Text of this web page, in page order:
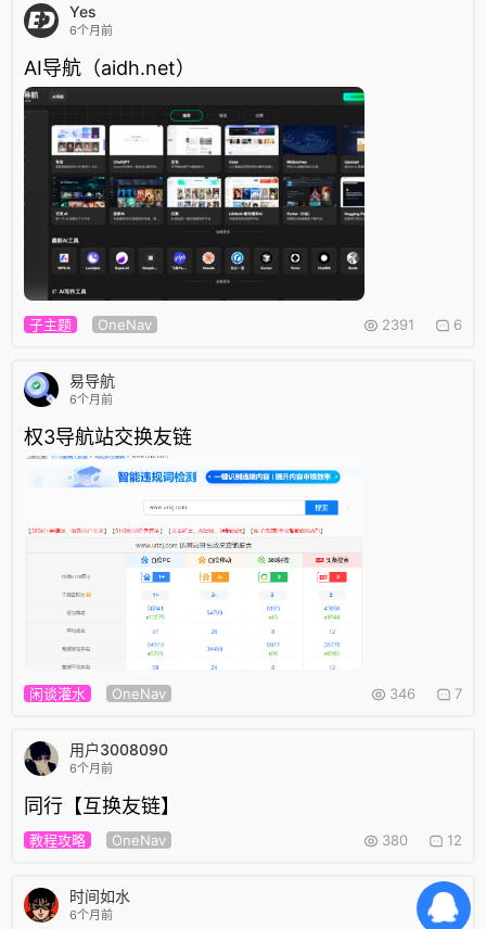
Yes
6个月前
AI导航（aidh.net）
子主题 OneNav 2391 6
易导航
6个月前
权3导航站交换友链
闲谈灌水 OneNav 346 7
用户3008090
6个月前
同行【互换友链】
教程攻略 OneNav 380 12
时间如水
6个月前